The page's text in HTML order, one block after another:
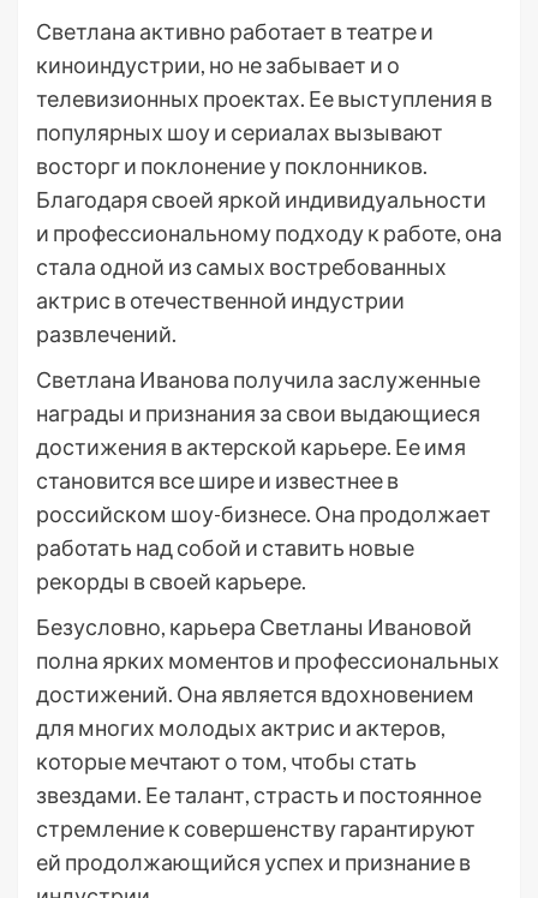
Светлана активно работает в театре и
киноиндустрии, но не забывает и о
телевизионных проектах. Ее выступления в
популярных шоу и сериалах вызывают
восторг и поклонение у поклонников.
Благодаря своей яркой индивидуальности
и профессиональному подходу к работе, она
стала одной из самых востребованных
актрис в отечественной индустрии
развлечений.
Светлана Иванова получила заслуженные
награды и признания за свои выдающиеся
достижения в актерской карьере. Ее имя
становится все шире и известнее в
российском шоу-бизнесе. Она продолжает
работать над собой и ставить новые
рекорды в своей карьере.
Безусловно, карьера Светланы Ивановой
полна ярких моментов и профессиональных
достижений. Она является вдохновением
для многих молодых актрис и актеров,
которые мечтают о том, чтобы стать
звездами. Ее талант, страсть и постоянное
стремление к совершенству гарантируют
ей продолжающийся успех и признание в